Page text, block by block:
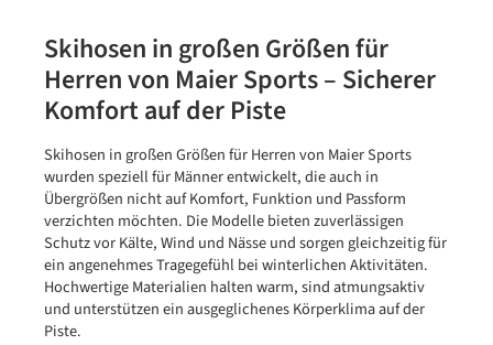
Skihosen in großen Größen für
Herren von Maier Sports – Sicherer
Komfort auf der Piste
Skihosen in großen Größen für Herren von Maier Sports
wurden speziell für Männer entwickelt, die auch in
Übergrößen nicht auf Komfort, Funktion und Passform
verzichten möchten. Die Modelle bieten zuverlässigen
Schutz vor Kälte, Wind und Nässe und sorgen gleichzeitig für
ein angenehmes Tragegefühl bei winterlichen Aktivitäten.
Hochwertige Materialien halten warm, sind atmungsaktiv
und unterstützen ein ausgeglichenes Körperklima auf der
Piste.